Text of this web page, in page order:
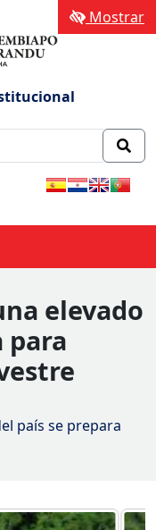
Mostrar
elevado
para
país se prepara